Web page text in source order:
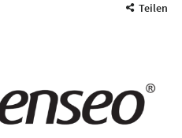
Teilen